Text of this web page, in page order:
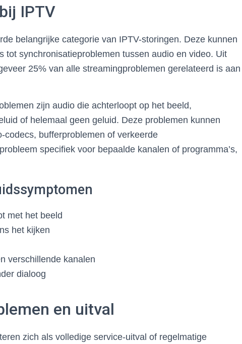
IPTV
belangrijke categorie van IPTV-storingen. Deze kunnen
tot synchronisatieproblemen tussen audio en video. Uit
25% van alle streamingproblemen gerelateerd is aan
zijn audio die achterloopt op het beeld,
of helemaal geen geluid. Deze problemen kunnen
bufferproblemen of verkeerde
specifiek voor bepaalde kanalen of programma’s,
met het beeld
het kijken
verschillende kanalen
dialoog
en uitval
zich als volledige service-uitval of regelmatige